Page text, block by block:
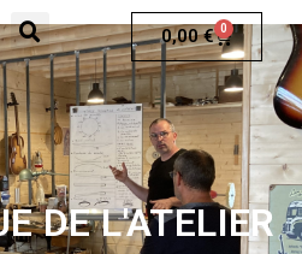
0,00€ 0
DE L'ATELIER